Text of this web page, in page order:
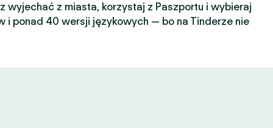
wyjechać z miasta, korzystaj z Paszportu i wybieraj
i ponad 40 wersji językowych — bo na Tinderze nie